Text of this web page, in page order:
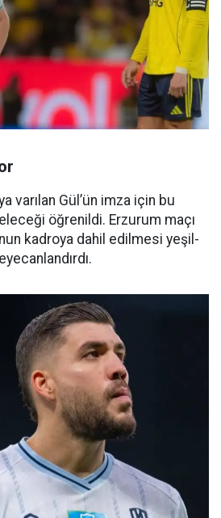
varılan Gül’ün imza için bu
öğrenildi. Erzurum maçı
kadroya dahil edilmesi yeşil-